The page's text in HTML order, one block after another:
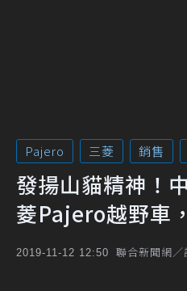
Pajero 三菱 銷售
發揚山貓精神！
菱Pajero越野車
2019-11-12 12:50 聯合新聞網